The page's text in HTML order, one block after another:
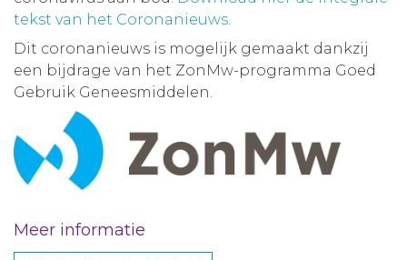
tekst van het Coronanieuws.
Dit coronanieuws is mogelijk gemaakt dankzij
een bijdrage van het ZonMw-programma Goed
Gebruik Geneesmiddelen.
Meer informatie